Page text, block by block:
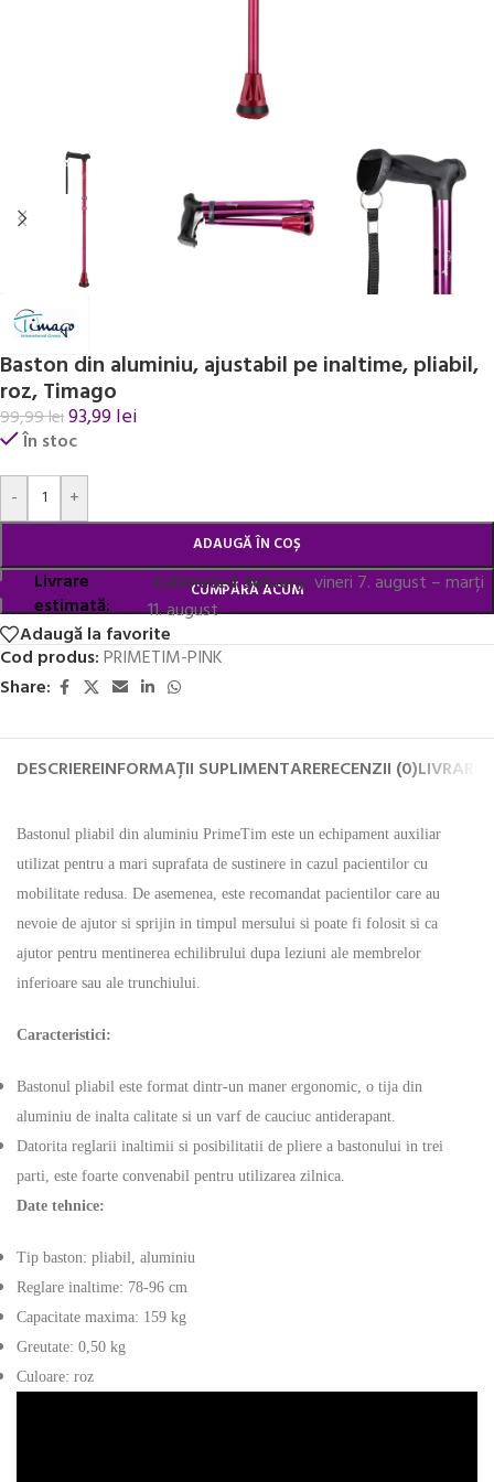
Baston din aluminiu, ajustabil pe inaltime, pliabil,
roz, Timago
99,99lei93,99lei
În stoc
-
+
ADAUGĂ ÎN COȘ
CUMPĂRĂ ACUM
Alternative:
Livrare
estimată:
Estimated delivery:vineri 7. august – marți
11. august
Adaugă la favorite
Cod produs:PRIMETIM-PINK
Share:
DESCRIEREINFORMAȚII SUPLIMENTARERECENZII (0)LIVRARE
Bastonul pliabil din aluminiu PrimeTim este un echipament auxiliar
utilizat pentru a mari suprafata de sustinere in cazul pacientilor cu
mobilitate redusa. De asemenea, este recomandat pacientilor care au
nevoie de ajutor si sprijin in timpul mersului si poate fi folosit si ca
ajutor pentru mentinerea echilibrului dupa leziuni ale membrelor
inferioare sau ale trunchiului.
Caracteristici:
Bastonul pliabil este format dintr-un maner ergonomic, o tija din
aluminiu de inalta calitate si un varf de cauciuc antiderapant.
Datorita reglarii inaltimii si posibilitatii de pliere a bastonului in trei
parti, este foarte convenabil pentru utilizarea zilnica.
Date tehnice:
Tip baston: pliabil, aluminiu
Reglare inaltime: 78-96 cm
Capacitate maxima: 159 kg
Greutate: 0,50 kg
Culoare: roz